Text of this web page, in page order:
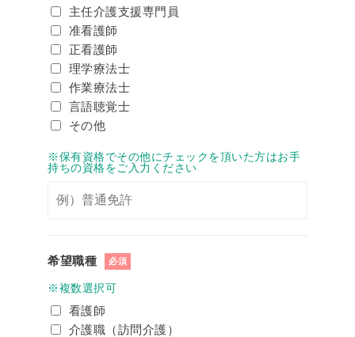
主任介護支援専門員
准看護師
正看護師
理学療法士
作業療法士
言語聴覚士
その他
※保有資格でその他にチェックを頂いた方はお手
持ちの資格をご入力ください
希望職種 必須
※複数選択可
看護師
介護職（訪問介護）